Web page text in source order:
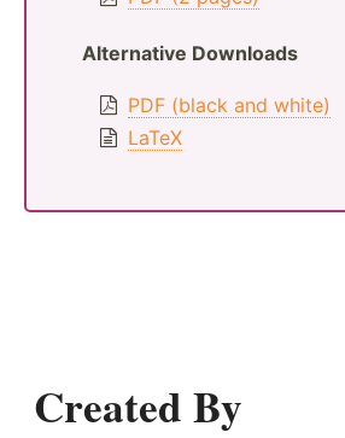
Alternative Downloads
PDF (black and white)
LaTeX
Created By